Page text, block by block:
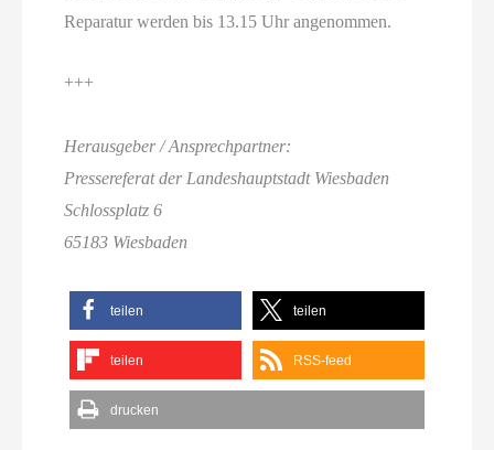
Reparatur werden bis 13.15 Uhr angenommen.
+++
Herausgeber / Ansprechpartner:
Pressereferat der Landeshauptstadt Wiesbaden
Schlossplatz 6
65183 Wiesbaden
teilen teilen
teilen RSS-feed
drucken